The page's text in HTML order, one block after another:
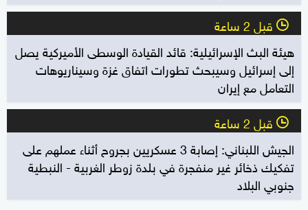
l قبل 2 ساعة
هيئة البث الإسرائيلية: قائد القيادة الوسطى الأميركية يصل
إلى إسرائيل وسيبحث تطورات اتفاق غزة وسيناريوهات
التعامل مع إيران
l قبل 2 ساعة
الجيش اللبناني: إصابة 3 عسكريين بجروح أثناء عملهم على
تفكيك ذخائر غير منفجرة في بلدة زوطر الغربية - النبطية
جنوبي البلاد